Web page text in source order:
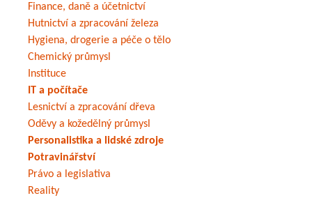
Finance, daně a účetnictví
Hutnictví a zpracování železa
Hygiena, drogerie a péče o tělo
Chemický průmysl
Instituce
IT a počítače
Lesnictví a zpracování dřeva
Oděvy a kožedělný průmysl
Personalistika a lidské zdroje
Potravinářství
Právo a legislativa
Reality